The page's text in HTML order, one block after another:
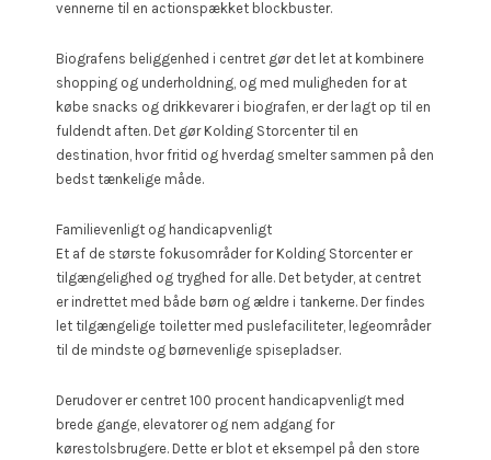
vennerne til en actionspækket blockbuster.
Biografens beliggenhed i centret gør det let at kombinere
shopping og underholdning, og med muligheden for at
købe snacks og drikkevarer i biografen, er der lagt op til en
fuldendt aften. Det gør Kolding Storcenter til en
destination, hvor fritid og hverdag smelter sammen på den
bedst tænkelige måde.
Familievenligt og handicapvenligt
Et af de største fokusområder for Kolding Storcenter er
tilgængelighed og tryghed for alle. Det betyder, at centret
er indrettet med både børn og ældre i tankerne. Der findes
let tilgængelige toiletter med puslefaciliteter, legeområder
til de mindste og børnevenlige spisepladser.
Derudover er centret 100 procent handicapvenligt med
brede gange, elevatorer og nem adgang for
kørestolsbrugere. Dette er blot et eksempel på den store